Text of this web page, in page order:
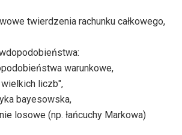
twierdzenia rachunku całkowego,
warunkowe,
wielkich liczb",
bayesowska,
losowe (np. łańcuchy Markowa)